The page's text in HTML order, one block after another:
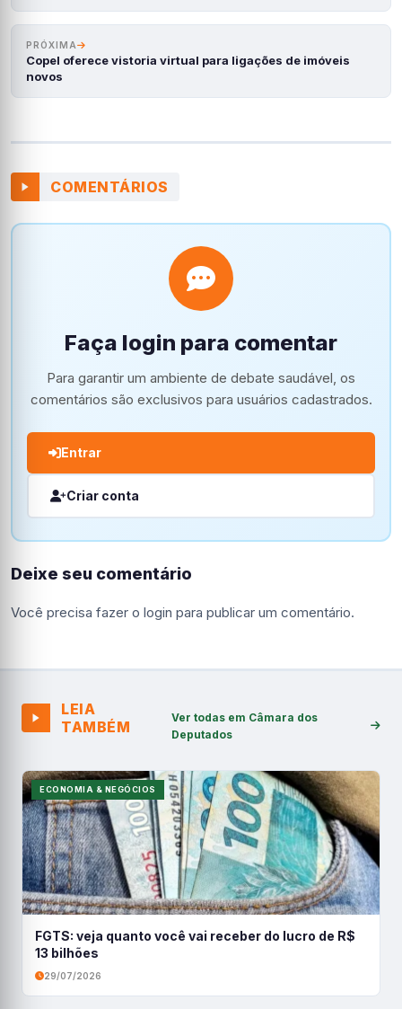
PRÓXIMA
Copel oferece vistoria virtual para ligações de imóveis
novos
COMENTÁRIOS
Faça login para comentar
Para garantir um ambiente de debate saudável, os
comentários são exclusivos para usuários cadastrados.
Entrar
Criar conta
Deixe seu comentário
Você precisa fazer o login para publicar um comentário.
LEIA
TAMBÉM
Ver todas em Câmara dos
Deputados
ECONOMIA & NEGÓCIOS
FGTS: veja quanto você vai receber do lucro de R$
13 bilhões
29/07/2026